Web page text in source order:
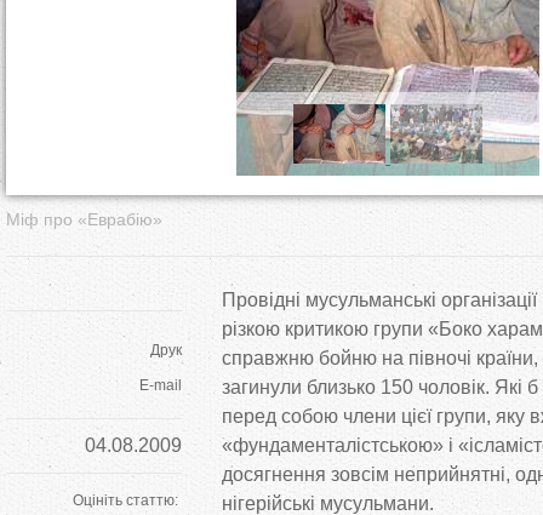
Міф про «Еврабію»
Друк
E-mail
04.08.2009
Оцініть статтю:
Провідні мусульманські
різкою критикою групи «Боко
справжню бойню на півночі країни,
загинули близько 150 чоловік. Які б
перед собою члени цієї групи, яку
«фундаменталістською» і
досягнення зовсім неприйнятні,
нігерійські мусульмани.